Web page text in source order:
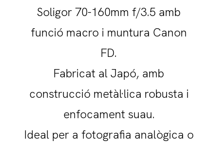
Soligor 70-160mm f/3.5 amb
funció macro i muntura Canon
FD.
Fabricat al Japó, amb
construcció metàl·lica robusta i
enfocament suau.
Ideal per a fotografia analògica o